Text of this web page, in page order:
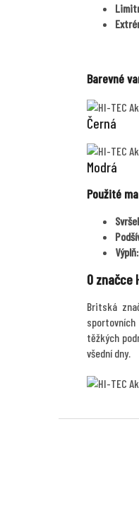
Barevné
Černá
Modrá
Použité
Výplň:
O značce
Britská
těžkých
všední dny.